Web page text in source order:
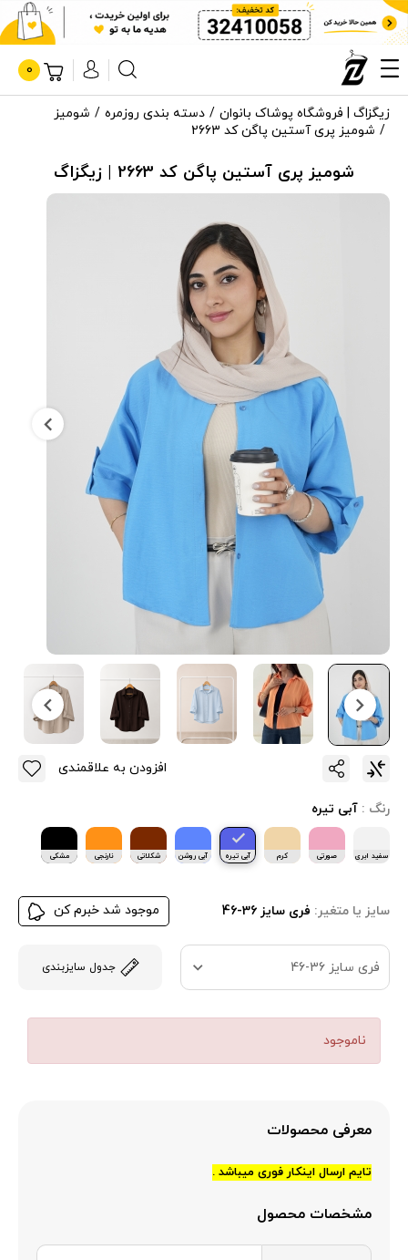
0
زیگزاگ | فروشگاه پوشاک بانوان دسته بندی روزمره
شومیز
شومیز پری آستین پاگن کد 2663
رنگ : آبی تیره
سفید ابری
صورتی
کرم آبی تیره آبی روشن شکلاتی نارنجی مشکی
سایز یا متغیر: فری سایز 36-46 موجود شد خبرم کن
فری سایز 36-46 جدول سایزبندی
ناموجود
شومیز پری آستین پاگن کد 2663 | زیگزاگ
افزودن به علاقمندی
معرفی محصولات
تایم ارسال اینکار فوری میباشد .
مشخصات محصول